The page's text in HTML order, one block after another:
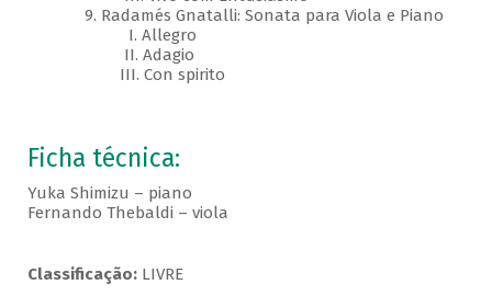
9. Radamés Gnatalli: Sonata para Viola e Piano
I. Allegro
II. Adagio
III. Con spirito
Ficha técnica:
Yuka Shimizu – piano
Fernando Thebaldi – viola
Classificação:LIVRE